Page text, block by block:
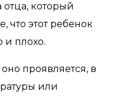
отца, который
что этот ребенок
и плохо.
проявляется, в
или